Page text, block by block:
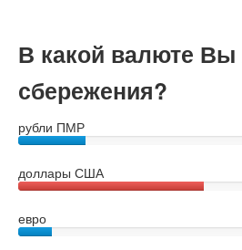
В какой валюте Вы
сбережения?
рубли ПМР
доллары США
евро